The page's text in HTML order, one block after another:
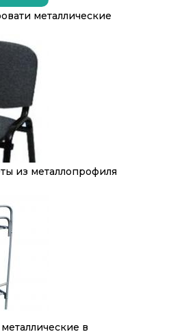
металлические
из металлопрофиля
в